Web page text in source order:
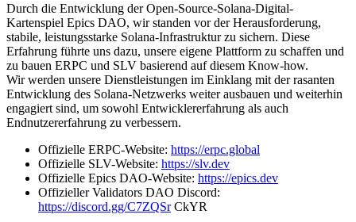
Durch die Entwicklung der Open-Source-Solana-Digital-
Kartenspiel Epics DAO, wir standen vor der Herausforderung,
stabile, leistungsstarke Solana-Infrastruktur zu sichern. Diese
Erfahrung führte uns dazu, unsere eigene Plattform zu schaffen und
zu bauen ERPC und SLV basierend auf diesem Know-how.
Wir werden unsere Dienstleistungen im Einklang mit der rasanten
Entwicklung des Solana-Netzwerks weiter ausbauen und weiterhin
engagiert sind, um sowohl Entwicklererfahrung als auch
Endnutzererfahrung zu verbessern.
Offizielle ERPC-Website: https://erpc.global
Offizielle SLV-Website: https://slv.dev
Offizielle Epics DAO-Website: https://epics.dev
Offizieller Validators DAO Discord:
https://discord.gg/C7ZQSrCkYR